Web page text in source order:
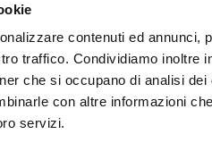
contenuti ed annunci,
traffico. Condividiamo inoltre
che si occupano di analisi
con altre informazioni
servizi.
con finalità
di Findomestic Banca S.p.A.